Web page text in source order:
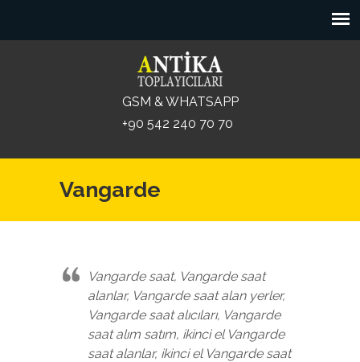
GSM & WHATSAPP
+90 542 240 70 70
Vangarde
Vangarde saat, Vangarde saat
alanlar, Vangarde saat alan yerler,
Vangarde saat alıcıları, Vangarde
saat alım satım, ikinci el Vangarde
saat alanlar, ikinci el Vangarde saat